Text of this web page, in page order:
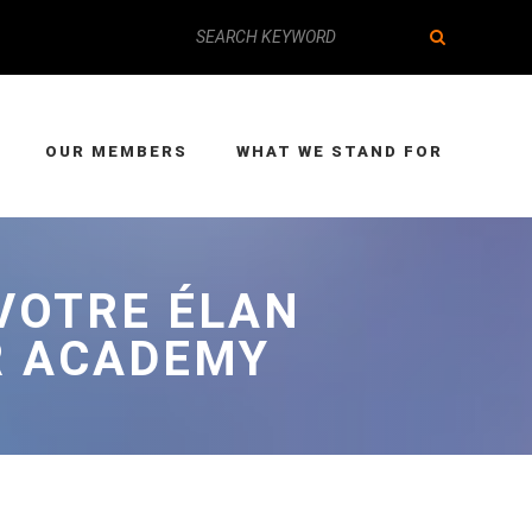
OUR MEMBERS WHAT WE STAND FOR
ÉLAN
ACADEMY